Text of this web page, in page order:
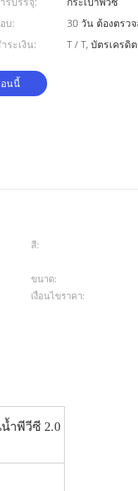
บ:
30 วัน ต้องตรว
ระเงิน:
T / T, บัตรเครดิ
นนี้
สี:
ขนาด:
เงื่อนไขราคา:
ำพีวีซี 2.0